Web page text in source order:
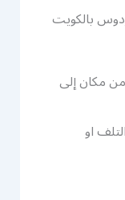
بالكويت
مكان إلى
او